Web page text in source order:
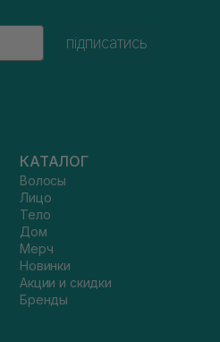
підписатись
КАТАЛОГ
Волосы
Лицо
Тело
Дом
Мерч
Новинки
Акции и скидки
Бренды